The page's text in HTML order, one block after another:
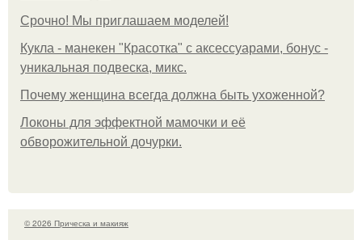
Срочно! Мы приглашаем моделей!
Кукла - манекен "Красотка" с аксессуарами, бонус -
уникальная подвеска, микс.
Почему женщина всегда должна быть ухоженной?
Локоны для эффектной мамочки и её
обворожительной дочурки.
© 2026 Прическа и макияж